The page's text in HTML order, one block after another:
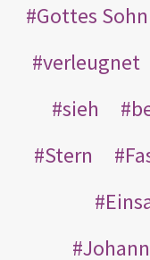
Gottes Sohn
verleugnet
sieh
Stern